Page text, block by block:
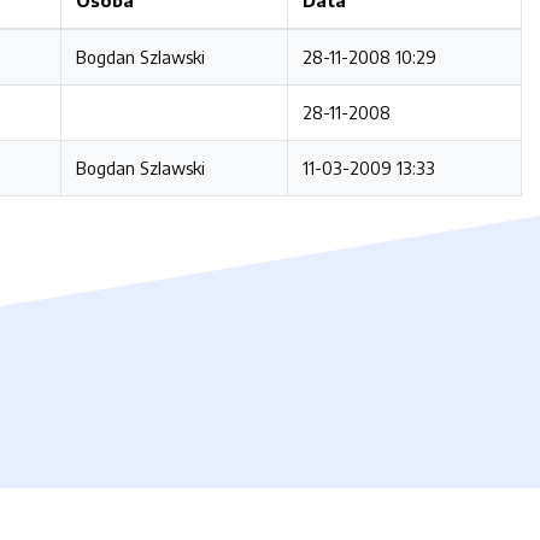
Bogdan Szlawski 28-11-2008 10:29
28-11-2008
Bogdan Szlawski 11-03-2009 13:33